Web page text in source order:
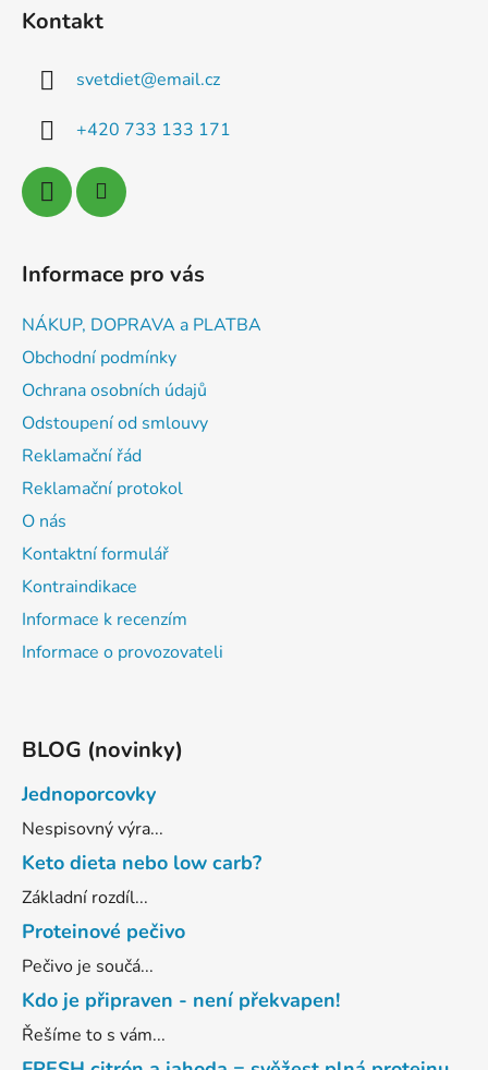
Kontakt
svetdiet@email.cz
+420 733 133 171
Informace pro vás
NÁKUP, DOPRAVA a PLATBA
Obchodní podmínky
Ochrana osobních údajů
Odstoupení od smlouvy
Reklamační řád
Reklamační protokol
O nás
Kontaktní formulář
Kontraindikace
Informace k recenzím
Informace o provozovateli
BLOG (novinky)
Jednoporcovky
Nespisovný výra...
Keto dieta nebo low carb?
Základní rozdíl...
Proteinové pečivo
Pečivo je součá...
Kdo je připraven - není překvapen!
Řešíme to s vám...